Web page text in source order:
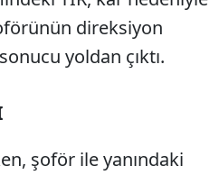
direksiyon
yoldan çıktı.
şoför ile yanındaki